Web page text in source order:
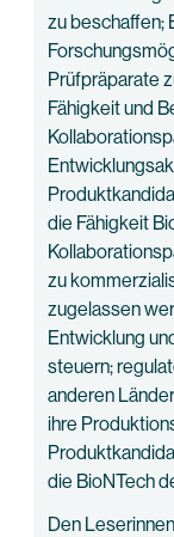
zu beschaffen;
Prüfpräparate
Fähigkeit und
die Fähigkeit
zu
zugelassen
Entwicklung
steuern;
anderen
ihre
die BioNTech
Den